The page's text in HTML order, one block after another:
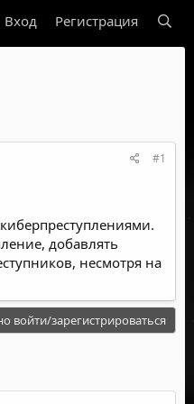
Вход Регистрация
#1
добавлять
несмотря на
войти/зарегистрироваться